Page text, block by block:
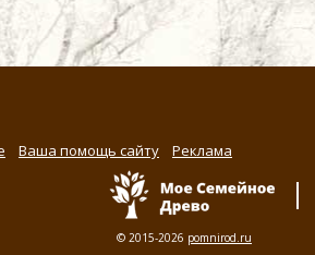
Ваша помощь сайту Реклама
© 2015-2026 pomnirod.ru